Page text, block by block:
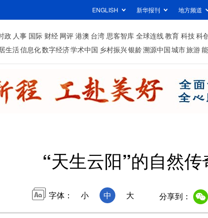
ENGLISH 新华报刊 地方频道
政 人事 国际 财经 网评 港澳 台湾 思客智库 全球连线教育 科技科
生活信息化数字经济学术中国 乡村振兴银龄溯源中国城市旅游
“天生云阳”的自然传
字体： 小 中 大 分享到：